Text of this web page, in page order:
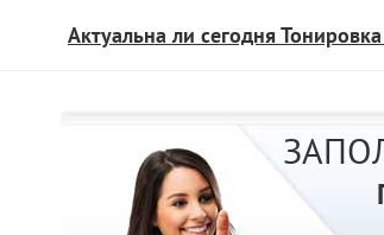
Актуальна ли сегодня